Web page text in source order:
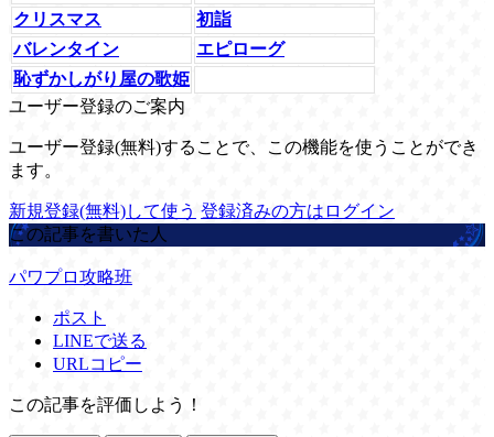
クリスマス
初詣
バレンタイン
エピローグ
恥ずかしがり屋の歌姫
ユーザー登録のご案内
ユーザー登録(無料)することで、この機能を使うことができ
ます。
新規登録(無料)して使う 登録済みの方はログイン
この記事を書いた人
パワプロ攻略班
ポスト
LINEで送る
URLコピー
この記事を評価しよう！